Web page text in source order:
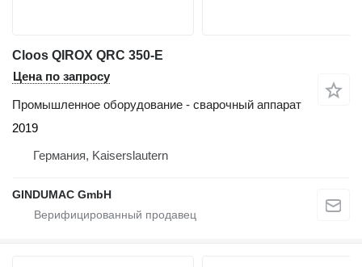
Cloos QIROX QRC 350-E
Цена по запросу
Промышленное оборудование - сварочный аппарат
2019
Германия, Kaiserslautern
GINDUMAC GmbH